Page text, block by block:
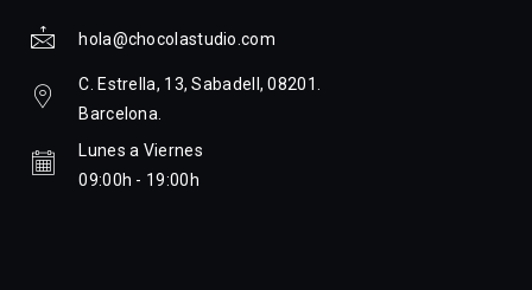
hola@chocolastudio.com
C. Estrella, 13, Sabadell, 08201.
Barcelona.
Lunes a Viernes
09:00h - 19:00h